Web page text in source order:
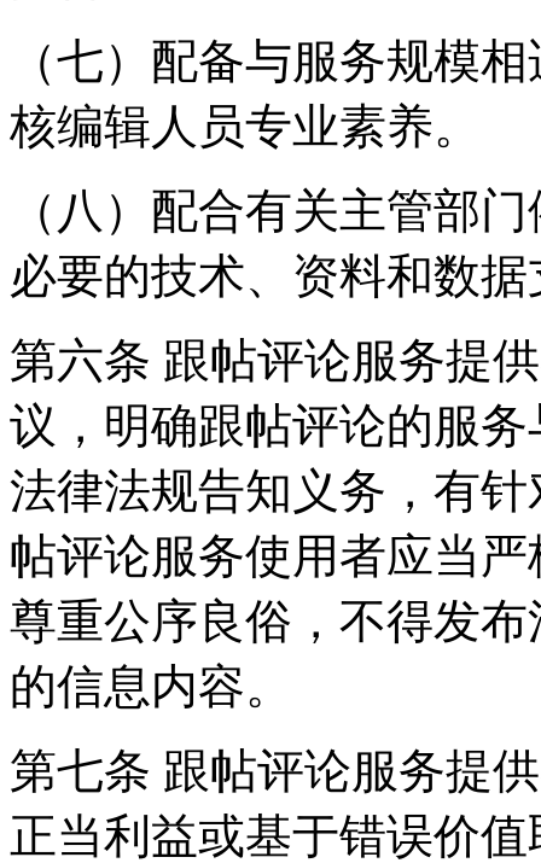
（七）配备与服务规模
核编辑人员专业素养。
（八）配合有关主管部
必要的技术、资料和数
第六条 跟帖评论服务提
议，明确跟帖评论的服
法律法规告知义务，有
帖评论服务使用者应当
尊重公序良俗，不得发
的信息内容。
第七条 跟帖评论服务提
正当利益或基于错误价